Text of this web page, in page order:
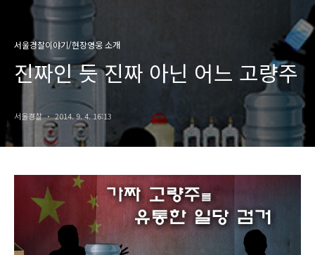
서울경찰이야기/현장영웅 소개
진짜인 듯 진짜 아닌 어느 고량주
서울경찰 2014. 9. 4. 16:13